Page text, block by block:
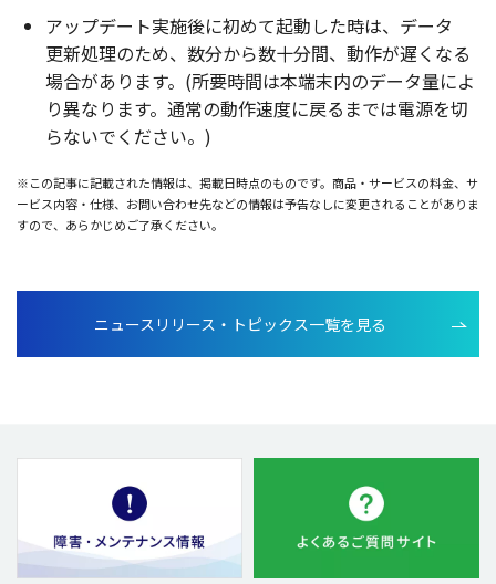
アップデート実施後に初めて起動した時は、 データ
更新処理のため、 数分から数十分間、 動作が遅くなる
場合があります。(所要時間は本端末内のデータ量によ
り異なります。 通常の動作速度に戻るまでは電源を切
らないでください。)
※この記事に記載された情報は、掲載日時点のものです。商品・サービスの料金、サ
ービス内容・仕様、お問い合わせ先などの情報は予告なしに変更されることがありま
すので、あらかじめご了承ください。
ニュースリリース・トピックス一覧を見る